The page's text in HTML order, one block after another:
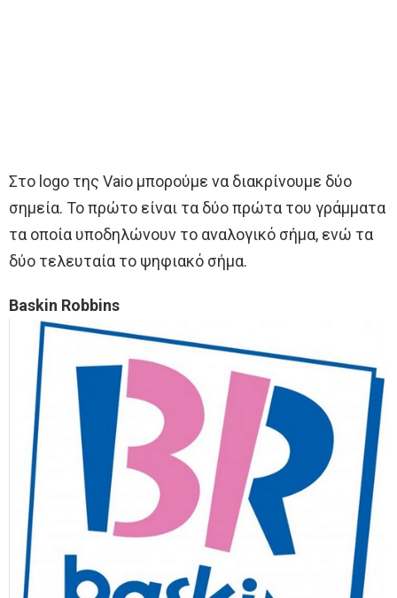
Στο logo της Vaio μπορούμε να διακρίνουμε δύο
σημεία. Το πρώτο είναι τα δύο πρώτα του γράμματα
τα οποία υποδηλώνουν το αναλογικό σήμα, ενώ τα
δύο τελευταία το ψηφιακό σήμα.
Baskin Robbins